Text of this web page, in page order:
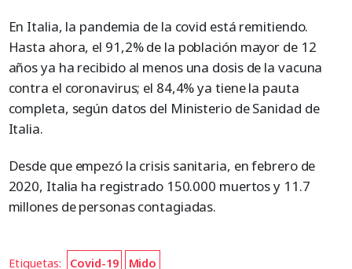
En Italia, la pandemia de la covid está remitiendo.
Hasta ahora, el 91,2% de la población mayor de 12
años ya ha recibido al menos una dosis de la vacuna
contra el coronavirus; el 84,4% ya tiene la pauta
completa, según datos del Ministerio de Sanidad de
Italia.
Desde que empezó la crisis sanitaria, en febrero de
2020, Italia ha registrado 150.000 muertos y 11.7
millones de personas contagiadas.
Etiquetas: Covid-19 Mido